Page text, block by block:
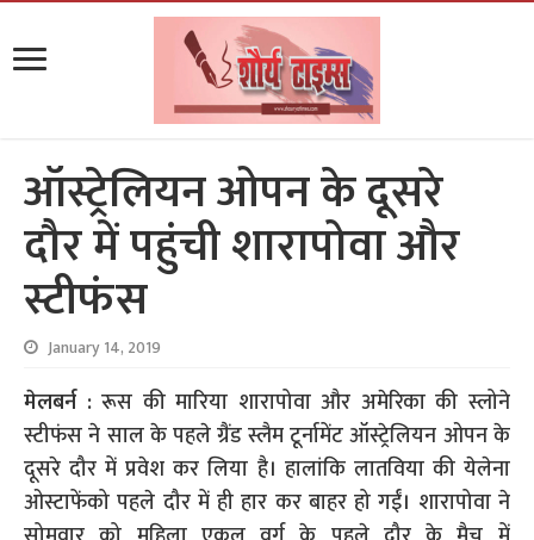
ऑस्ट्रेलियन ओपन के दूसरे
दौर में पहुंची शारापोवा और
स्टीफंस
January 14, 2019
मेलबर्न :रूस की मारिया शारापोवा और अमेरिका की स्लोने
स्टीफंस ने साल के पहले ग्रैंड स्लैम टूर्नामेंट ऑस्ट्रेलियन ओपन के
दूसरे दौर में प्रवेश कर लिया है। हालांकि लातविया की येलेना
ओस्टाफेंको पहले दौर में ही हार कर बाहर हो गईं। शारापोवा ने